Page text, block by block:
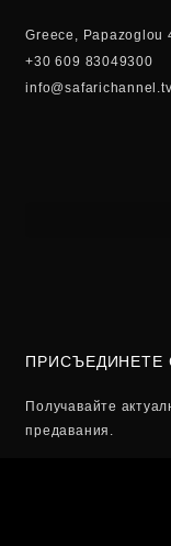
Greece, Papazoglou
+30 609 83049300
info@safarichannel.tv
ПРИСЪЕДИНЕТЕ
Получавайте
предавания.